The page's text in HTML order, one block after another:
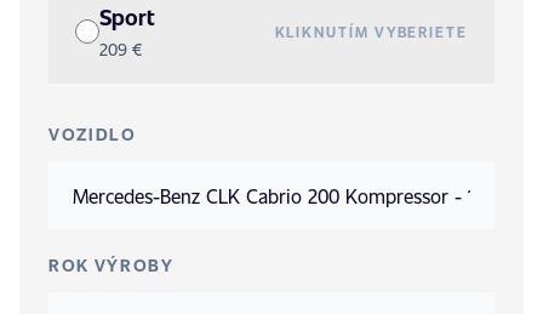
Sport
209 €
KLIKNUTÍM VYBERIETE
VOZIDLO
ROK VÝROBY